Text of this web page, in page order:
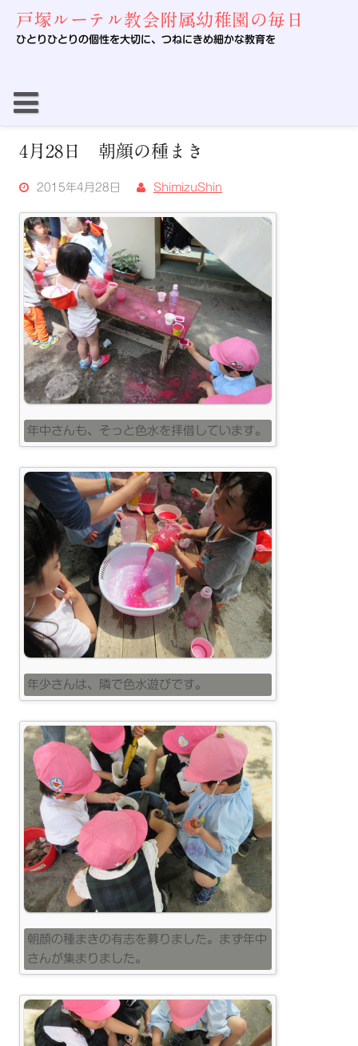
content
戸塚ルーテル教会附属幼稚園の毎日
ひとりひとりの個性を大切に、つねにきめ細かな教育を
4月28日 朝顔の種まき
2015年4月28日 ShimizuShin
年中さんも、そっと色水を拝借しています。
年少さんは、隣で色水遊びです。
朝顔の種まきの有志を募りました。まず年中
さんが集まりました。